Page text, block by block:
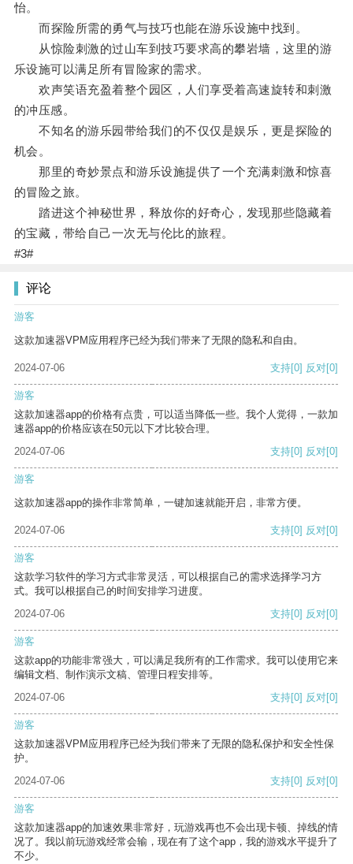
怡。
而探险所需的勇气与技巧也能在游乐设施中找到。
从惊险刺激的过山车到技巧要求高的攀岩墙，这里的游
乐设施可以满足所有冒险家的需求。
欢声笑语充盈着整个园区，人们享受着高速旋转和刺激
的冲压感。
不知名的游乐园带给我们的不仅仅是娱乐，更是探险的
机会。
那里的奇妙景点和游乐设施提供了一个充满刺激和惊喜
的冒险之旅。
踏进这个神秘世界，释放你的好奇心，发现那些隐藏着
的宝藏，带给自己一次无与伦比的旅程。
#3#
评论
游客
这款加速器VPM应用程序已经为我们带来了无限的隐私和自由。
2024-07-06 支持[0] 反对[0]
游客
这款加速器app的价格有点贵，可以适当降低一些。我个人觉得，一款加
速器app的价格应该在50元以下才比较合理。
2024-07-06
支持[0] 反对[0]
游客
这款加速器app的操作非常简单，一键加速就能开启，非常方便。
2024-07-06 支持[0] 反对[0]
游客
这款学习软件的学习方式非常灵活，可以根据自己的需求选择学习方
式。我可以根据自己的时间安排学习进度。
2024-07-06
支持[0] 反对[0]
游客
这款app的功能非常强大，可以满足我所有的工作需求。我可以使用它来
编辑文档、制作演示文稿、管理日程安排等。
2024-07-06
支持[0] 反对[0]
游客
这款加速器VPM应用程序已经为我们带来了无限的隐私保护和安全性保
护。
2024-07-06
支持[0] 反对[0]
游客
这款加速器app的加速效果非常好，玩游戏再也不会出现卡顿、掉线的情
况了。我以前玩游戏经常会输，现在有了这个app，我的游戏水平提升了
不少。